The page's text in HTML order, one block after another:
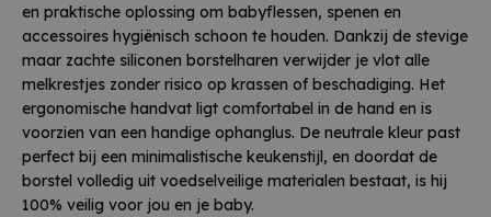
en praktische oplossing om babyflessen, spenen en
accessoires hygiënisch schoon te houden. Dankzij de stevige
maar zachte siliconen borstelharen verwijder je vlot alle
melkrestjes zonder risico op krassen of beschadiging. Het
ergonomische handvat ligt comfortabel in de hand en is
voorzien van een handige ophanglus. De neutrale kleur past
perfect bij een minimalistische keukenstijl, en doordat de
borstel volledig uit voedselveilige materialen bestaat, is hij
100% veilig voor jou en je baby.